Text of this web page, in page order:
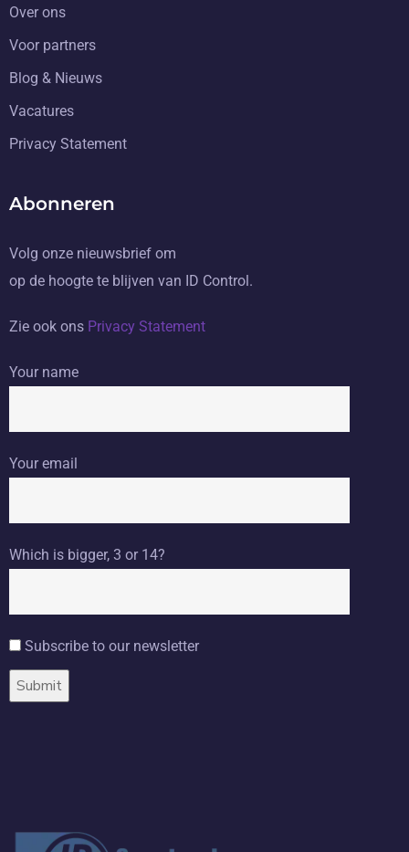
Over ons
Voor partners
Blog & Nieuws
Vacatures
Privacy Statement
Abonneren
Volg onze nieuwsbrief om
op de hoogte te blijven van ID Control.
Zie ook ons Privacy Statement
Your name
Your email
Which is bigger, 3 or 14?
Subscribe to our newsletter